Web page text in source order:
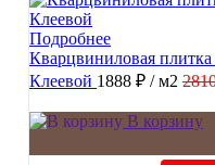
Подробнее
Кварцвиниловая
Клеевой 1888 ₽ / м2
В корзину